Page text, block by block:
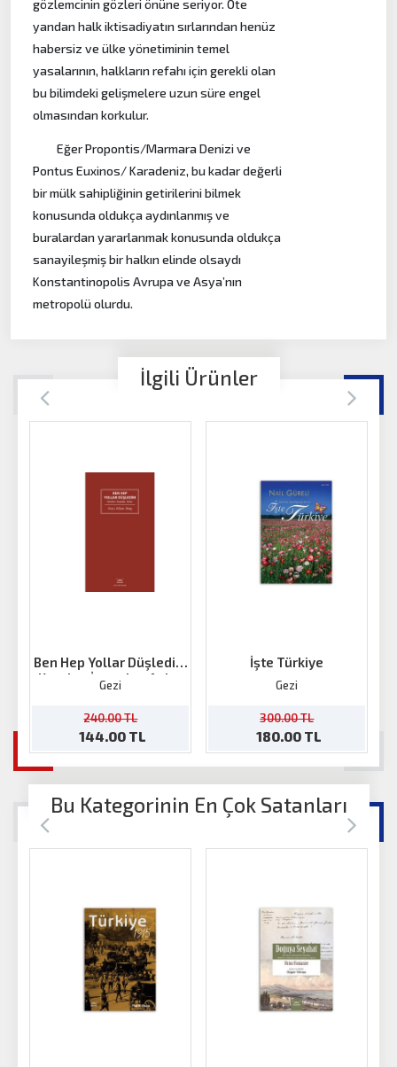
gözlemcinin gözleri önüne seriyor. Öte
yandan halk iktisadiyatın sırlarından henüz
habersiz ve ülke yönetiminin temel
yasalarının, halkların refahı için gerekli olan
bu bilimdeki gelişmelere uzun süre engel
olmasından korkulur.
Eğer Propontis/Marmara Denizi ve
Pontus Euxinos/ Karadeniz, bu kadar değerli
bir mülk sahipliğinin getirilerini bilmek
konusunda oldukça aydınlanmış ve
buralardan yararlanmak konusunda oldukça
sanayileşmiş bir halkın elinde olsaydı
Konstantinopolis Avrupa ve Asya’nın
metropolü olurdu.
İlgili Ürünler
Ben Hep Yollar Düşledim
Kentler, İnsanlar, Anlar
Gezi
240.00 TL
144.00 TL
İşte Türkiye
Gezi
300.00 TL
180.00 TL
Bu Kategorinin En Çok Satanları